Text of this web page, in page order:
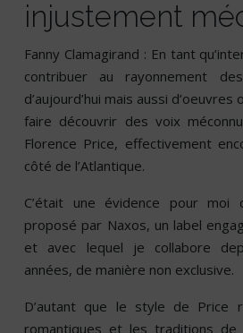
injustement
Fanny Clamagirand : En tant
contribuer au rayonnement
d’aujourd’hui mais aussi
faire découvrir des voix
Florence Price, effectivement
côté de l’Atlantique.
C’était une évidence pour moi
proposé par Naxos, un label
et avec lequel je collabore
années, de manière non exclusive.
D’autant que le style de Price
romantiques et les traditions de